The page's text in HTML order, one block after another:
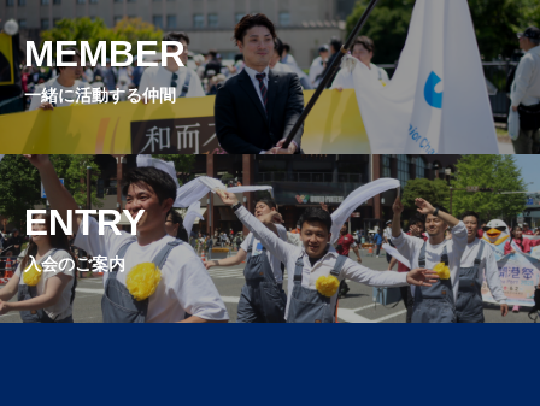
MEMBER
一緒に活動する仲間
ENTRY
入会のご案内